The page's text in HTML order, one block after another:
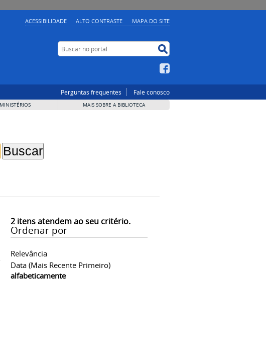
ACESSIBILIDADE ALTO CONTRASTE MAPA DO SITE
Buscar no portal
Perguntas frequentes Fale conosco
MAIS SOBRE A BIBLIOTECA
2itens atendem ao seu critério.
Ordenar por
Relevância
Data (mais Recente Primeiro)
alfabeticamente